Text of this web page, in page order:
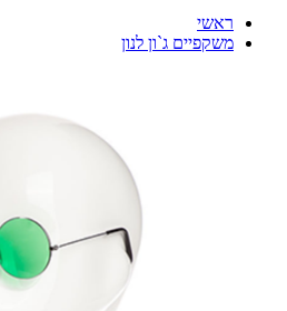
ראשי
משקפיים ג`ון לנון